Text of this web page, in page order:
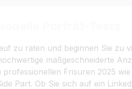
zu raten und beginnen Sie zu
maßgeschneiderte
professionellen Frisuren 2025
Part. Ob Sie sich auf ein